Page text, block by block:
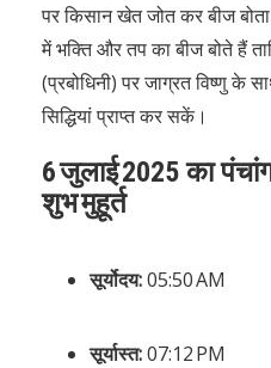
पर किसान खेत जोत कर बीज
में भक्ति और तप का बीज बोते हैं
(प्रबोधिनी) पर जाग्रत विष्णु के
सिद्धियां प्राप्त कर सकें।
6 जुलाई 2025 का
शुभ मुहूर्त
सूर्योदय:05:50 AM
सूर्यास्त:07:12 PM